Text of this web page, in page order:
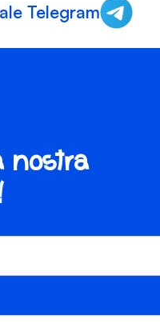
Telegram
nostra